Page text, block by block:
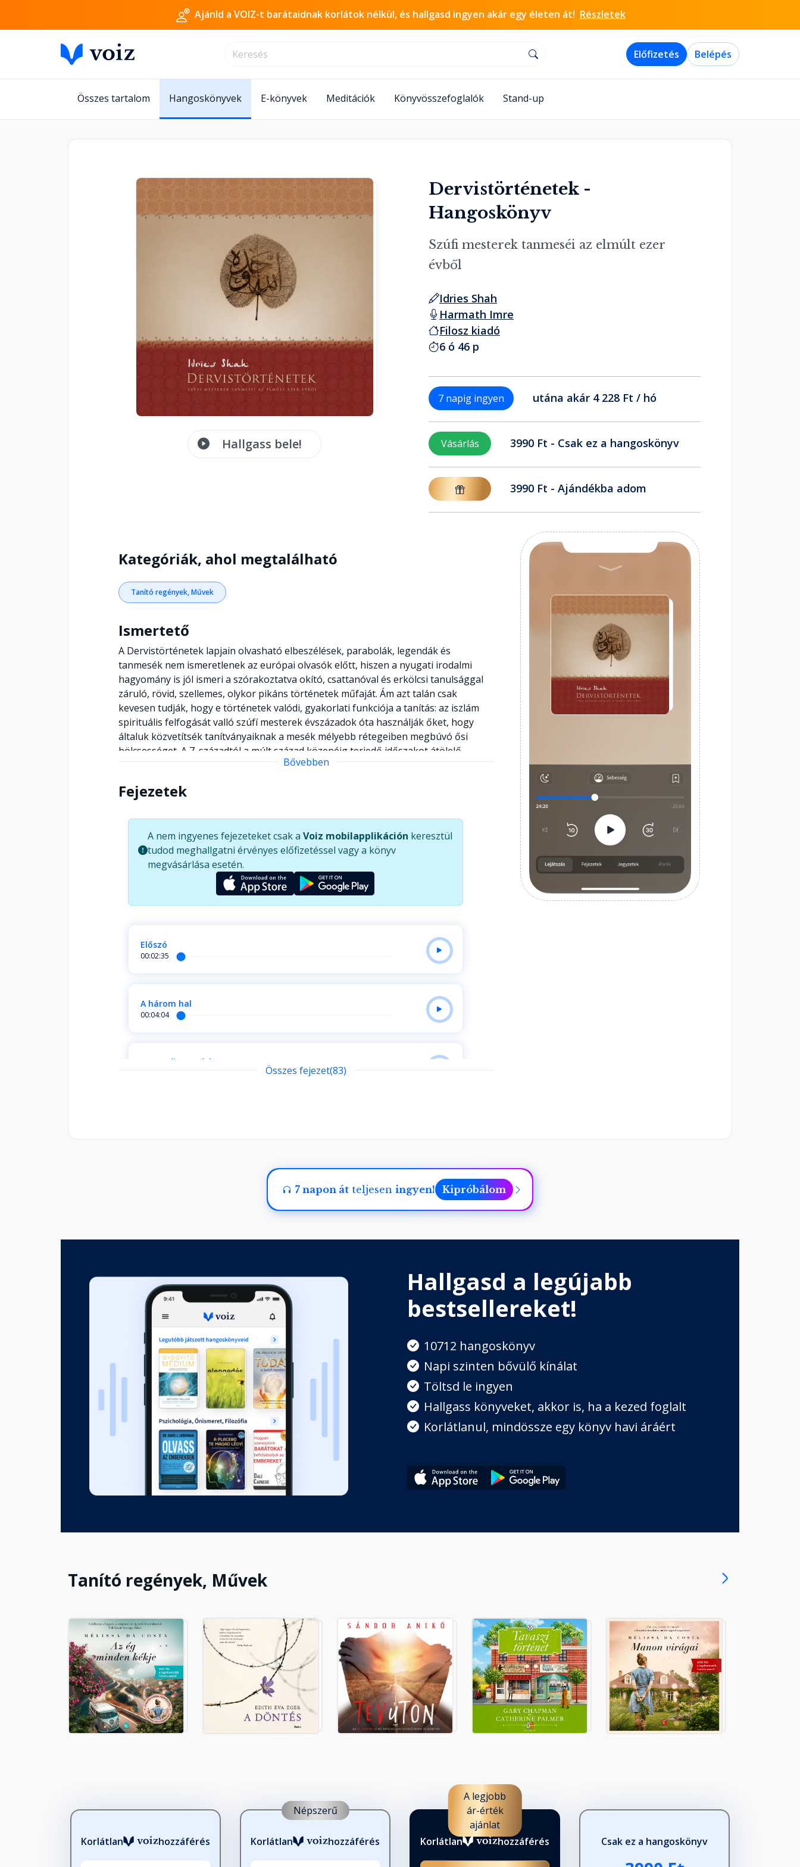
Ajánld a VOIZ-t barátaidnak korlátok nélkül, és hallgasd ingyen akár egy életen át! Részletek
Előfizetés Belépés
Összes tartalom Hangoskönyvek E-könyvek Meditációk Könyvösszefoglalók Stand-up
Hallgass bele!
Dervistörténetek -
Hangoskönyv
Szúfi mesterek tanmeséi az elmúlt ezer
évből
Idries Shah
Harmath Imre
Filosz kiadó
6 ó 46 p
7 napig ingyen utána akár 4 228 Ft / hó
Vásárlás 3990 Ft - Csak ez a hangoskönyv
3990 Ft - Ajándékba adom
Kategóriák, ahol megtalálható
Tanító regények, Művek
Ismertető
A Dervistörténetek lapjain olvasható elbeszélések, parabolák, legendák és
tanmesék nem ismeretlenek az európai olvasók előtt, hiszen a nyugati irodalmi
hagyomány is jól ismeri a szórakoztatva okító, csattanóval és erkölcsi tanulsággal
záruló, rövid, szellemes, olykor pikáns történetek műfaját. Ám azt talán csak
kevesen tudják, hogy e történetek valódi, gyakorlati funkciója a tanítás: az iszlám
spirituális felfogását valló szúfí mesterek évszázadok óta használják őket, hogy
általuk közvetítsék tanítványaiknak a mesék mélyebb rétegeiben megbúvó ősi
bölcsességet. A 7. századtól a múlt század közepéig terjedő időszakot átölelő
antológia a klasszikus szúfí szövegekeből és szóbeli forrásokból egyaránt válogat.
egy-egy rövid pillanatképet adva az elbeszélés eredetéről, valamint a szúfí
bekövetkezett halála után kezdett tanítani.
Bővebben
Fejezetek
A nem ingyenes fejezeteket csak a Voiz mobilapplikáción keresztül
tudod meghallgatni érvényes előfizetéssel vagy a könyv
megvásárlása esetén.
Előszó
00:02:35
A három hal
00:04:04
A paradicsom étke
A vakok és az elefánt
A kutya, a bot és a szúfí
Fejezet hossza: 00:02:44
Hogyan fogjunk majmot?
Fejezet hossza: 00:02:26
Núrí Bej ódon ládája
Fejezet hossza: 00:02:52
A három igazság
Fejezet hossza: 00:03:20
A száműzött szultán
A tűz meséje
A szúfí és az óriás
Fejezet hossza: 00:05:14
A kalmár és a keresztény dervis
Fejezet hossza: 00:03:19
Fejezet hossza: 00:08:31
Összes fejezet(83)
7 napon át teljesen ingyen! Kipróbálom
Hallgasd a legújabb
bestsellereket!
10712 hangoskönyv
Napi szinten bővülő kínálat
Töltsd le ingyen
Hallgass könyveket, akkor is, ha a kezed foglalt
Korlátlanul, mindössze egy könyv havi áráért
Tanító regények, Művek
Korlátlan hozzáférés
Népszerű
Korlátlan hozzáférés
A legjobb
ár-érték
ajánlat
Korlátlan
hozzáférés Csak ez a hangoskönyv